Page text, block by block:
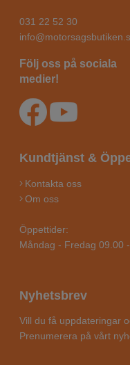
031 22 52 30
Följ oss på sociala
medier!
Kundtjänst &
Kontakta oss
Om oss
Öppettider:
Måndag - Fredag 09.00
Nyhetsbrev
Vill du få uppdateringar
Prenumerera på vårt